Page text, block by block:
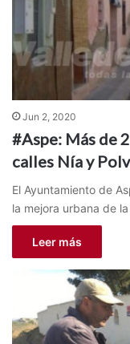
Jun 2, 2020
#Aspe: Más de
calles Nía y
El Ayuntamiento de
la mejora urbana de
Leer más